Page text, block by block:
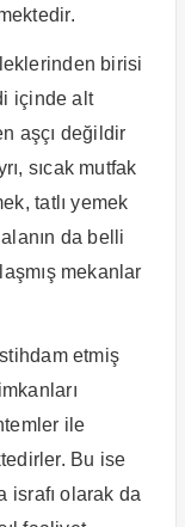
birisi
içinde alt
aşçı değildir
sıcak mutfak
tatlı yemek
da belli
mekanlar
etmiş
ile
Bu ise
israfı olarak da